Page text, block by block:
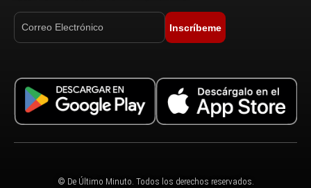
Inscríbeme
© De Último Minuto. Todos los derechos reservados.